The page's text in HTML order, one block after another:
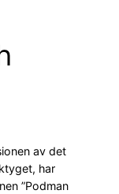
av det
har
”Podman